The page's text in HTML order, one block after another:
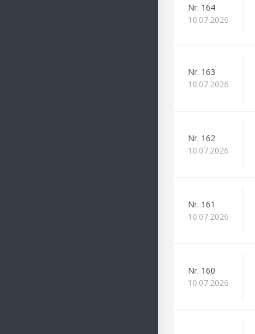
Nr. 164
10.07.2026
Nr. 163
10.07.2026
Nr. 162
10.07.2026
Nr. 161
10.07.2026
Nr. 160
10.07.2026